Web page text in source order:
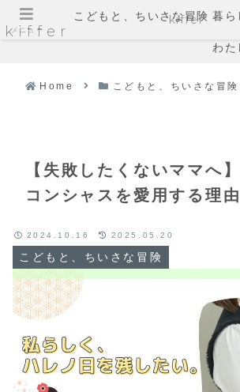
kiffer
こどもと、ちいさな冒険 暮ら
わた
Home こどもと、ちいさな冒険
【失敗したくないママへ
コンシャスを愛用する理由
こどもと、ちいさな冒険
2024.10.16 2025.05.20
メニュー
kiffer